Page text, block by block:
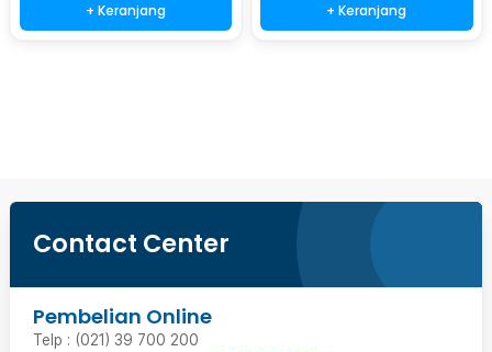
+ Keranjang + Keranjang
Contact Center
Pembelian Online
Telp : (021) 39 700 200